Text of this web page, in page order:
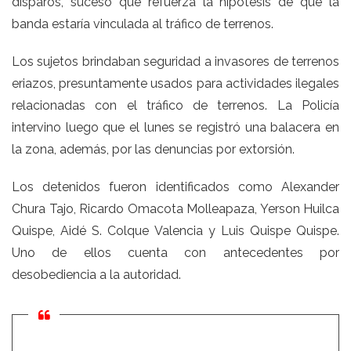
banda estaría vinculada al tráfico de terrenos.
Los sujetos brindaban seguridad a invasores de terrenos
eriazos, presuntamente usados para actividades ilegales
relacionadas con el tráfico de terrenos. La Policía
intervino luego que el lunes se registró una balacera en
la zona, además, por las denuncias por extorsión.
Los detenidos fueron identificados como Alexander
Chura Tajo, Ricardo Omacota Molleapaza, Yerson Huilca
Quispe, Aidé S. Colque Valencia y Luis Quispe Quispe.
Uno de ellos cuenta con antecedentes por
desobediencia a la autoridad.